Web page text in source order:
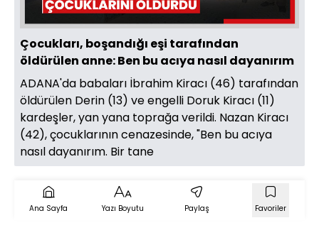
Çocukları, boşandığı eşi tarafından
öldürülen anne: Ben bu acıya nasıl dayanırım
ADANA'da babaları İbrahim Kiracı (46) tarafından
öldürülen Derin (13) ve engelli Doruk Kiracı (11)
kardeşler, yan yana toprağa verildi. Nazan Kiracı
(42), çocuklarının cenazesinde, "Ben bu acıya
nasıl dayanırım. Bir tane
Ana Sayfa Yazı Boyutu Paylaş Favoriler